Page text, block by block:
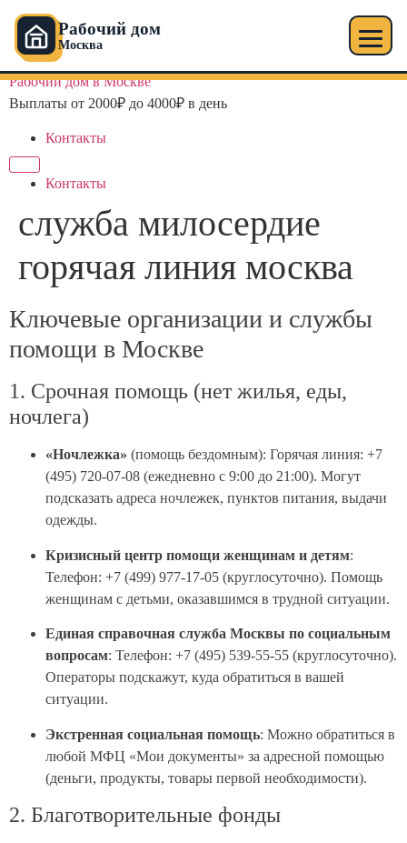
Рабочий дом
Москва
Перейти
Рабочий дом в Москве
Выплаты от 2000₽ до 4000₽ в день
Контакты
Контакты
служба милосердие
горячая линия москва
Ключевые организации и службы
помощи в Москве
1. Срочная помощь (нет жилья, еды,
ночлега)
«Ночлежка» (помощь бездомным): Горячая линия: +7
(495) 720-07-08 (ежедневно с 9:00 до 21:00). Могут
подсказать адреса ночлежек, пунктов питания, выдачи
одежды.
Кризисный центр помощи женщинам и детям:
Телефон: +7 (499) 977-17-05 (круглосуточно). Помощь
женщинам с детьми, оказавшимся в трудной ситуации.
Единая справочная служба Москвы по социальным
вопросам: Телефон: +7 (495) 539-55-55 (круглосуточно).
Операторы подскажут, куда обратиться в вашей
ситуации.
Экстренная социальная помощь: Можно обратиться в
любой МФЦ «Мои документы» за адресной помощью
(деньги, продукты, товары первой необходимости).
2. Благотворительные фонды